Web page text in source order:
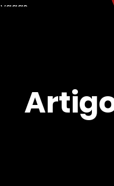
vagas